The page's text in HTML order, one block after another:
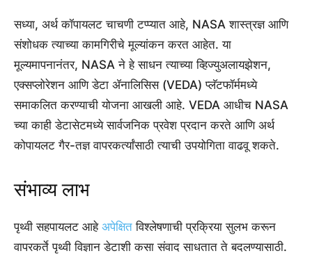
सध्या, अर्थ कॉपायलट चाचणी टप्प्यात आहे, NASA शास्त्रज्ञ आणि
संशोधक त्याच्या कामगिरीचे मूल्यांकन करत आहेत. या
मूल्यमापनानंतर, NASA ने हे साधन त्याच्या व्हिज्युअलायझेशन,
एक्सप्लोरेशन आणि डेटा ॲनालिसिस (VEDA) प्लॅटफॉर्ममध्ये
समाकलित करण्याची योजना आखली आहे. VEDA आधीच NASA
च्या काही डेटासेटमध्ये सार्वजनिक प्रवेश प्रदान करते आणि अर्थ
कोपायलट गैर-तज्ञ वापरकर्त्यांसाठी त्याची उपयोगिता वाढवू शकते.
संभाव्य लाभ
पृथ्वी सहपायलट आहे अपेक्षित विश्लेषणाची प्रक्रिया सुलभ करून
वापरकर्ते पृथ्वी विज्ञान डेटाशी कसा संवाद साधतात ते बदलण्यासाठी.